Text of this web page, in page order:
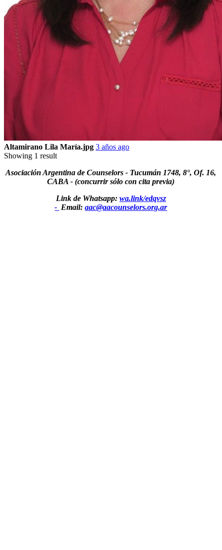
Altamirano Lila María.jpg 3 años ago
Showing 1 result
Asociación Argentina de Counselors - Tucumán 1748, 8°, Of. 16,
CABA - (concurrir sólo con cita previa)
Link de Whatsapp: wa.link/edqvsz
- Email:aac@aacounselors.org.ar